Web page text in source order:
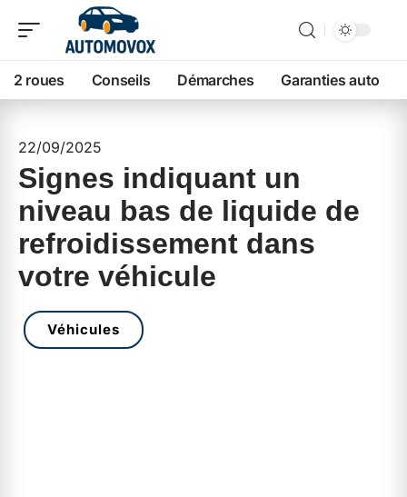
2 roues Conseils Démarches Garanties auto
22/09/2025
Signes indiquant un
niveau bas de liquide de
refroidissement dans
votre véhicule
Véhicules